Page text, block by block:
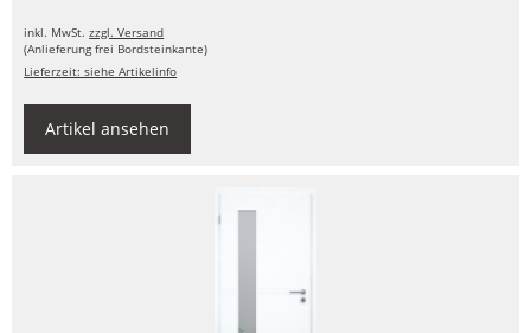
inkl. MwSt.zzgl. Versand
(Anlieferung frei Bordsteinkante)
Lieferzeit: siehe Artikelinfo
Artikel ansehen